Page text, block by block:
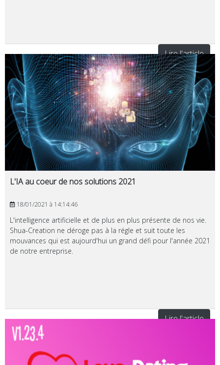
Lire l'article
L'IA au coeur de nos solutions 2021
18/01/2021 à 14:14:46
L'intelligence artificielle et de plus en plus présente de nos vie.
Shua-Creation ne déroge pas à la régle et suit toute les
mouvances qui est aujourd'hui un grand défi pour l'année 2021
de notre entreprise.
Lire l'article